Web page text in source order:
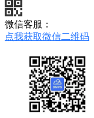
微信客服：
点我获取微信二维码